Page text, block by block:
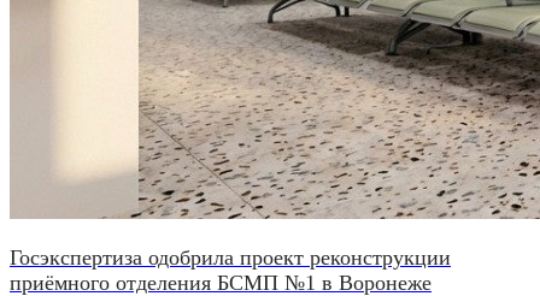
Госэкспертиза одобрила проект реконструкции
приёмного отделения БСМП №1 в Воронеже